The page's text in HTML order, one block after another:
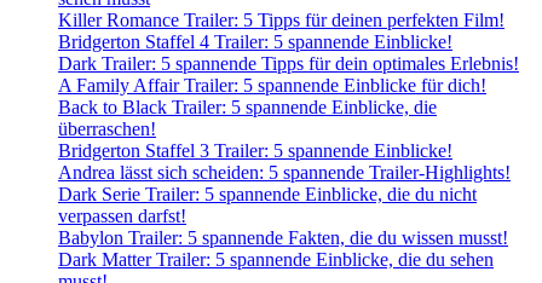
Killer Romance Trailer: 5 Tipps für deinen perfekten Film!
Bridgerton Staffel 4 Trailer: 5 spannende Einblicke!
Dark Trailer: 5 spannende Tipps für dein optimales Erlebnis!
A Family Affair Trailer: 5 spannende Einblicke für dich!
Back to Black Trailer: 5 spannende Einblicke, die
überraschen!
Bridgerton Staffel 3 Trailer: 5 spannende Einblicke!
Andrea lässt sich scheiden: 5 spannende Trailer-Highlights!
Dark Serie Trailer: 5 spannende Einblicke, die du nicht
verpassen darfst!
Babylon Trailer: 5 spannende Fakten, die du wissen musst!
Dark Matter Trailer: 5 spannende Einblicke, die du sehen